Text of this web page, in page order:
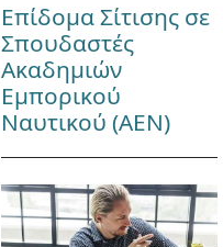
Επίδομα Σίτισης σε
Σπουδαστές
Ακαδημιών
Εμπορικού
Ναυτικού (ΑΕΝ)